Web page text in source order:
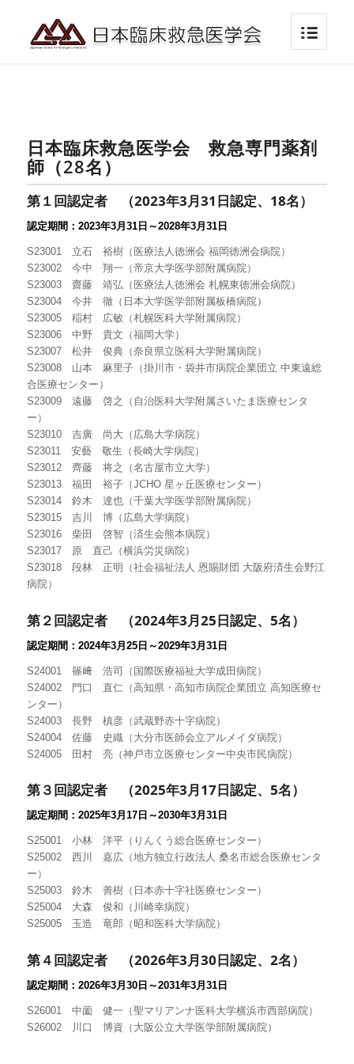
日本臨床救急医学会 救急専門薬剤
師（28名）
第１回認定者 （2023年3月31 日認定、18名）
認定期間： 2023年3月31日～2028年3月 31日
S23001 立石 裕樹（医療法人徳洲会 福岡徳洲会病院）
S23002 今中 翔一（帝京大学医学部附属病院）
S23003 齋藤 靖弘（医療法人徳洲会 札幌東徳洲会病院）
S23004 今井 徹（日本大学医学部附属板橋病院）
S23005 稲村 広敏（札幌医科大学附属病院）
S23006 中野 貴文（福岡大学）
S23007 松井 俊典（奈良県立医科大学附属病院）
S23008 山本 麻里子（掛川市・袋井市病院企業団立 中東遠総
合医療センター）
S23009 遠藤 啓之（自治医科大学附属さいたま医療センタ
ー）
S23010 吉廣 尚大（広島大学病院）
S23011 安藝 敬生（長崎大学病院）
S23012 齊藤 将之（名古屋市立大学）
S23013 福田 裕子（JCHO 星ヶ丘医療センター）
S23014 鈴木 達也（千葉大学医学部附属病院）
S23015 吉川 博（広島大学病院）
S23016 柴田 啓智（済生会熊本病院）
S23017 原 直己（横浜労災病院）
S23018 段林 正明（社会福祉法人 恩賜財団 大阪府済生会野江
病院）
第２回認定者 （2024年3月25日認定、5名）
認定期間： 2024年3月25日～2029年3月31日
S24001 篠﨑 浩司（国際医療福祉大学成田病院）
S24002 門口 直仁（高知県・高知市病院企業団立 高知医療セ
ンター）
S24003 長野 槙彦（武蔵野赤十字病院）
S24004 佐藤 史織（大分市医師会立アルメイダ病院）
S24005 田村 亮（神戸市立医療センター中央市民病院）
第３回認定者 （2025年3月17日認定、5名）
認定期間： 2025年3月17日～2030年3月 31日
S25001 小林 洋平（りんくう総合医療センター）
S25002 西川 嘉広（地方独立行政法人 桑名市総合医療センタ
ー）
S25003 鈴木 善樹（日本赤十字社医療センター）
S25004 大森 俊和（川崎幸病院）
S25005 玉造 竜郎（昭和医科大学病院）
第４回認定者 （2026年3月30日認定、2名）
認定期間： 2026年3月30日～2031年3月 31日
S26001 中薗 健一（聖マリアンナ医科大学横浜市西部病院）
S26002 川口 博資（大阪公立大学医学部附属病院）